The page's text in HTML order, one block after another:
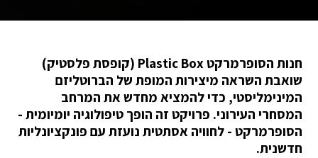
חנות הסופרמרקט Plastic Box (קופסת פלסטיק)
שואבת השראה מיצירות המופת של הברוטליזם
המינימליסטי, כדי להמציא מחדש את המרחב
המסחרי העירוני. פרויקט זה הופך טיפולוגיה יומיומית -
הסופרמרקט - לחוויה אסתטית נועזת עם פונקציונליות
חדשנית.